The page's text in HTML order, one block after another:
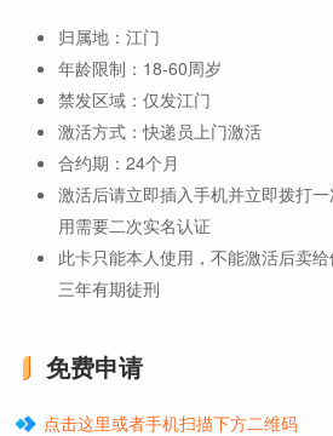
归属地：江门
年龄限制：18-60周岁
禁发区域：仅发江门
激活方式：快递员上门激活
合约期：24个月
激活后请立即插入手机并立即拨打
用需要二次实名认证
此卡只能本人使用，不能激活后卖
三年有期徒刑
免费申请
点击这里或者手机扫描下方二维码